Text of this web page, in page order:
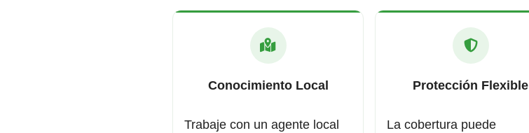
Conocimiento Local
Trabaje con un agente local
Protección Flexible
La cobertura puede